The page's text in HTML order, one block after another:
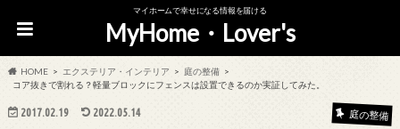
マイホームで幸せになる情報を届ける
MyHome・Lover's
HOME エクステリア・インテリア
庭の整備
コア抜きで割れる？軽量ブロックにフェンスは設置できるのか実証してみた。
2017.02.19 2022.05.14 庭の整備